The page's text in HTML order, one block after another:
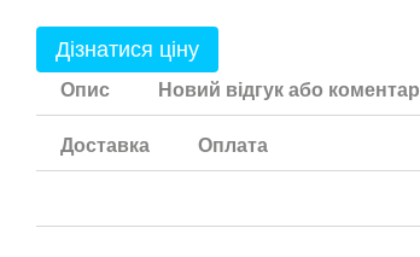
Дізнатися ціну
Опис Новий відгук або коментар
Доставка Оплата